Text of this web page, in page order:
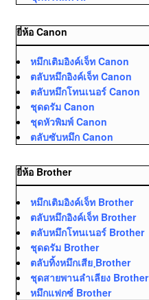
ยี่ห้อ Canon
หมึกเติมอิงค์เจ็ท Canon
ตลับหมึกอิงค์เจ็ท Canon
ตลับหมึกโทนเนอร์ Canon
ชุดดรัม Canon
ชุดหัวพิมพ์ Canon
ตลับซับหมึก Canon
ยี่ห้อ Brother
หมึกเติมอิงค์เจ็ท Brother
ตลับหมึกอิงค์เจ็ท Brother
ตลับหมึกโทนเนอร์ Brother
ชุดดรัม Brother
ตลับทิ้งหมึกเสีย ฺBrother
ชุดสายพานลำเลียง Brother
หมึกแฟกซ์ Brother